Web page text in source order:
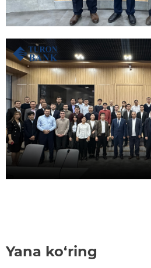
Yana ko‘ring